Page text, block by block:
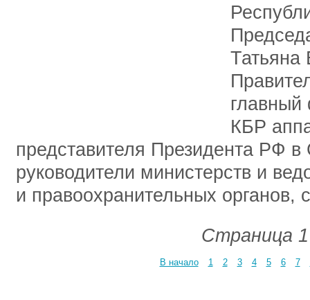
Татьяна
главный
КБР
представителя Президента РФ
руководители министерств и
и правоохранительных органов,
Страница
В начало 1 2 3 4 5 6 7